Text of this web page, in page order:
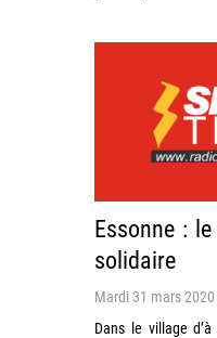
Essonne :
solidaire
Mardi 31 mars
Dans le village